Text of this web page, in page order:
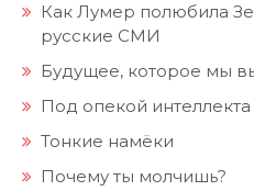
Как Лумер полюбила
русские СМИ
Будущее, которое мы
Под опекой интеллекта
Тонкие намёки
Почему ты молчишь?